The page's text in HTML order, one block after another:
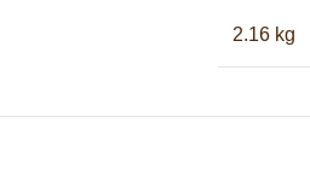
2.16 kg